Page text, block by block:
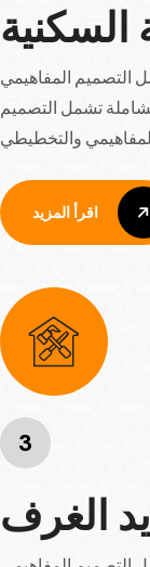
السكنية
التصميم المفاهيمي
تشمل التصميم
3
الغرف